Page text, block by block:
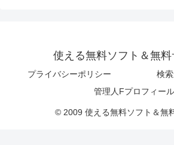
使える無料ソフト＆無料
プライバシーポリシー
検
管理人Fプロフィール
© 2009 使える無料ソフト＆無